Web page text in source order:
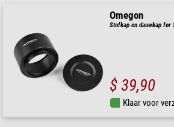
Omegon
Stofkap en dauwkap for
$ 39,90
Klaar voor